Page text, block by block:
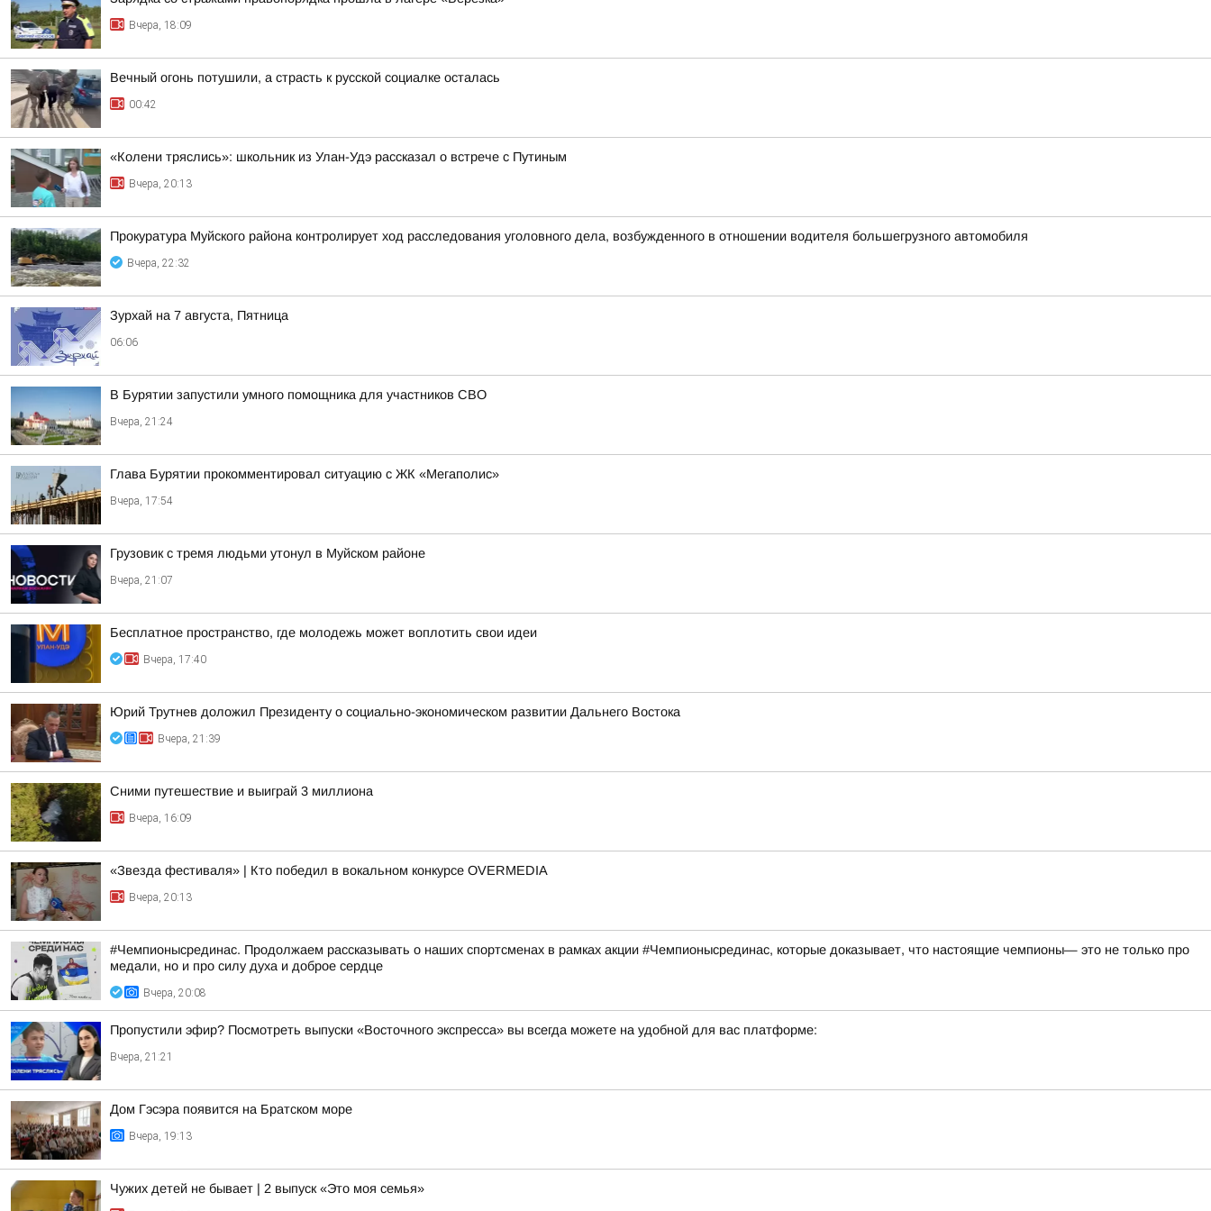
Вчера, 18:09
Вечный огонь потушили, а страсть к русской социалке осталась
00:42
«Колени тряслись»: школьник из Улан-Удэ рассказал о встрече с Путиным
Вчера, 20:13
Прокуратура Муйского района контролирует ход расследования уголовного дела, возбужденного в отношении водителя большегрузного автомобиля
Вчера, 22:32
Зурхай на 7 августа, Пятница
06:06
В Бурятии запустили умного помощника для участников СВО
Вчера, 21:24
Глава Бурятии прокомментировал ситуацию с ЖК «Мегаполис»
Вчера, 17:54
Грузовик с тремя людьми утонул в Муйском районе
Вчера, 21:07
Бесплатное пространство, где молодежь может воплотить свои идеи
Вчера, 17:40
Юрий Трутнев доложил Президенту о социально-экономическом развитии Дальнего Востока
Вчера, 21:39
Сними путешествие и выиграй 3 миллиона
Вчера, 16:09
«Звезда фестиваля» | Кто победил в вокальном конкурсе OVERMEDIA
Вчера, 20:13
#Чемпионысрединас. Продолжаем рассказывать о наших спортсменах в рамках акции #Чемпионысрединас, которые доказывает, что настоящие чемпионы— это не только про
медали, но и про силу духа и доброе сердце
Вчера, 20:08
Пропустили эфир? Посмотреть выпуски «Восточного экспресса» вы всегда можете на удобной для вас платформе:
Вчера, 21:21
Дом Гэсэра появится на Братском море
Вчера, 19:13
Чужих детей не бывает | 2 выпуск «Это моя семья»